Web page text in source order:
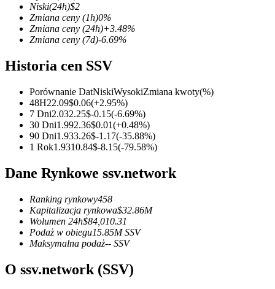
TradFi
Instrumenty pochodne na akcje, forex, metale szlachetne i
Kontrakty terminowe na USDC
Kontrakty futures wykorzystujące USDC jako zabezpieczenie
Niski(24h)$2
Zmiana ceny (1h)0%
Zmiana ceny (24h)+3.48%
Zmiana ceny (7d)-6.69%
Historia cen SSV
Porównanie DatNiskiWysokiZmiana kwoty(%)
48H22.09$0.06(+2.95%)
7 Dni2.032.25$-0.15(-6.69%)
30 Dni1.992.36$0.01(+0.48%)
90 Dni1.933.26$-1.17(-35.88%)
1 Rok1.9310.84$-8.15(-79.58%)
Dane Rynkowe ssv.network
Ranking rynkowy458
Kapitalizacja rynkowa$32.86M
Wolumen 24h$84,010.31
Podaż w obiegu15.85M SSV
Maksymalna podaż-- SSV
O ssv.network (SSV)